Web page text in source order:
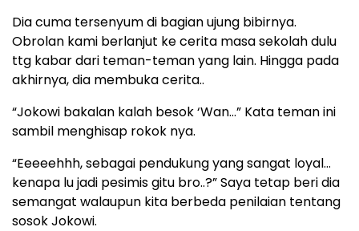
Dia cuma tersenyum di bagian ujung bibirnya.
Obrolan kami berlanjut ke cerita masa sekolah dulu
ttg kabar dari teman-teman yang lain. Hingga pada
akhirnya, dia membuka cerita..
“Jokowi bakalan kalah besok ‘Wan…” Kata teman ini
sambil menghisap rokok nya.
“Eeeeehhh, sebagai pendukung yang sangat loyal…
kenapa lu jadi pesimis gitu bro..?” Saya tetap beri dia
semangat walaupun kita berbeda penilaian tentang
sosok Jokowi.